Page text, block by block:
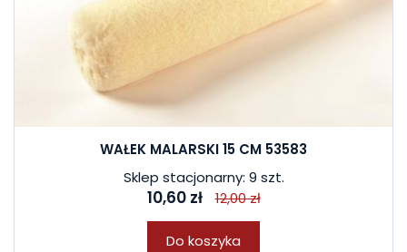
WAŁEK MALARSKI 15 CM 53583
Sklep stacjonarny: 9 szt.
10,60 zł 12,00 zł
Do koszyka